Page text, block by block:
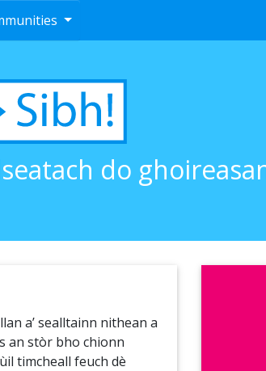
do
a’ sealltainn nithean a
an stòr bho chionn
timcheall feuch dè